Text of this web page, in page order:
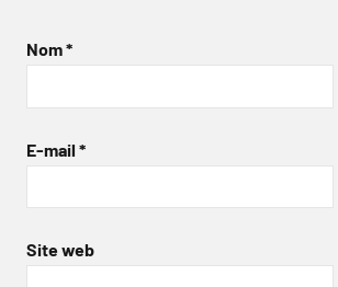
Nom*
E-mail *
Site web